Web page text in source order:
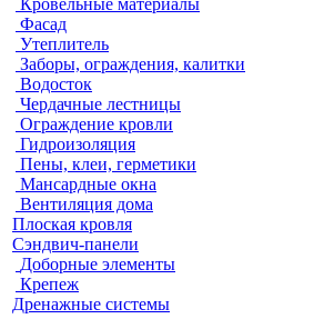
Кровельные материалы
Фасад
Утеплитель
Заборы, ограждения, калитки
Водосток
Чердачные лестницы
Ограждение кровли
Гидроизоляция
Пены, клеи, герметики
Мансардные окна
Вентиляция дома
Плоская кровля
Сэндвич-панели
Доборные элементы
Крепеж
Дренажные системы